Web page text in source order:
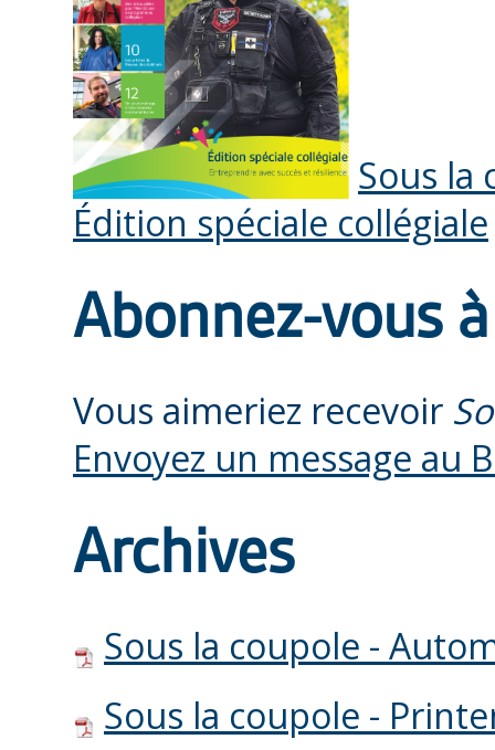
Sous la
Édition spéciale collégiale
Abonnez-vous
Vous aimeriez recevoir
Envoyez un message au
Archives
Sous la coupole -
Sous la coupole -